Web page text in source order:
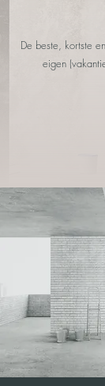
De beste, kortste
eigen